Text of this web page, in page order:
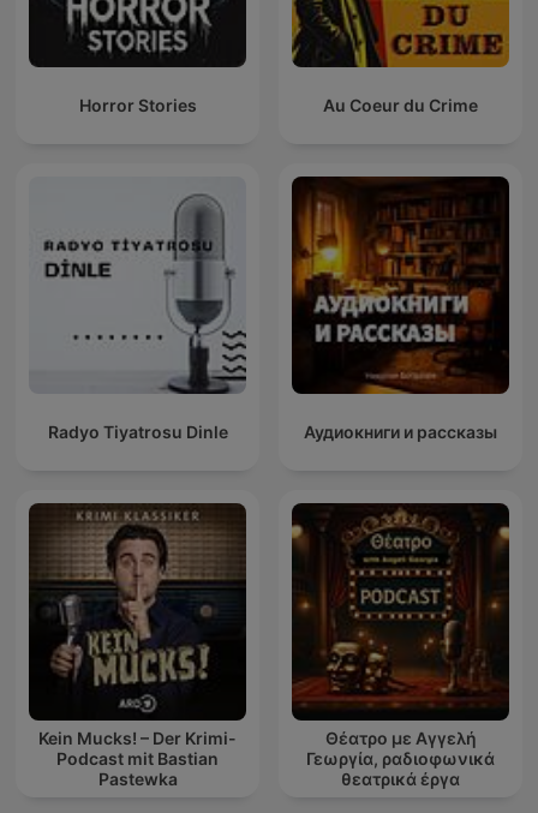
Horror Stories Au Coeur du Crime
Radyo Tiyatrosu Dinle Аудиокниги и рассказы
Kein Mucks! – Der Krimi-
Podcast mit Bastian
Pastewka
Θέατρο με Αγγελή
Γεωργία, ραδιοφωνικά
θεατρικά έργα